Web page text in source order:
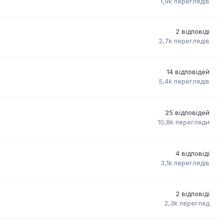
2 відповіді
2,7k переглядів
14 відповідей
5,4k переглядів
25 відповідей
10,8k перегляди
4 відповіді
3,1k переглядів
2 відповіді
2,3k перегляд